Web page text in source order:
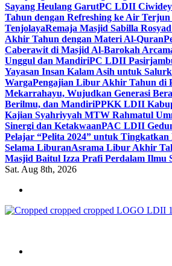
Sayang Heulang GarutPC LDII
Tahun dengan Refreshing ke Air
TenjolayaRemaja Masjid Sabilla
Akhir Tahun dengan Materi Al-Quran
Caberawit di Masjid Al-Barokah
Unggul dan MandiriPC LDII
Yayasan Insan Kalam Asih untuk
WargaPengajian Libur Akhir Tahun di
Mekarrahayu, Wujudkan Generasi
Berilmu, dan MandiriPPKK LDII
Kajian Syahriyyah MTW Rahmatul
Sinergi dan KetakwaanPAC LDII
Pelajar “Pelita 2024” untuk
Selama LiburanAsrama Libur Akhir
Masjid Baitul Izza Prafi Perdalam Ilmu
Sat. Aug 8th, 2026